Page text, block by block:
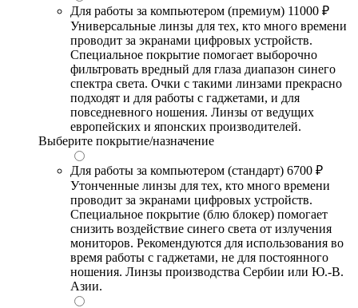
Для работы за компьютером (премиум) 11000 ₽
Универсальные линзы для тех, кто много времени
проводит за экранами цифровых устройств.
Специальное покрытие помогает выборочно
фильтровать вредный для глаза диапазон синего
спектра света. Очки с такими линзами прекрасно
подходят и для работы с гаджетами, и для
повседневного ношения. Линзы от ведущих
европейских и японских производителей.
Выберите покрытие/назначение
Для работы за компьютером (стандарт) 6700 ₽
Утонченные линзы для тех, кто много времени
проводит за экранами цифровых устройств.
Специальное покрытие (блю блокер) помогает
снизить воздействие синего света от излучения
мониторов. Рекомендуются для использования во
время работы с гаджетами, не для постоянного
ношения. Линзы производства Сербии или Ю.-В.
Азии.